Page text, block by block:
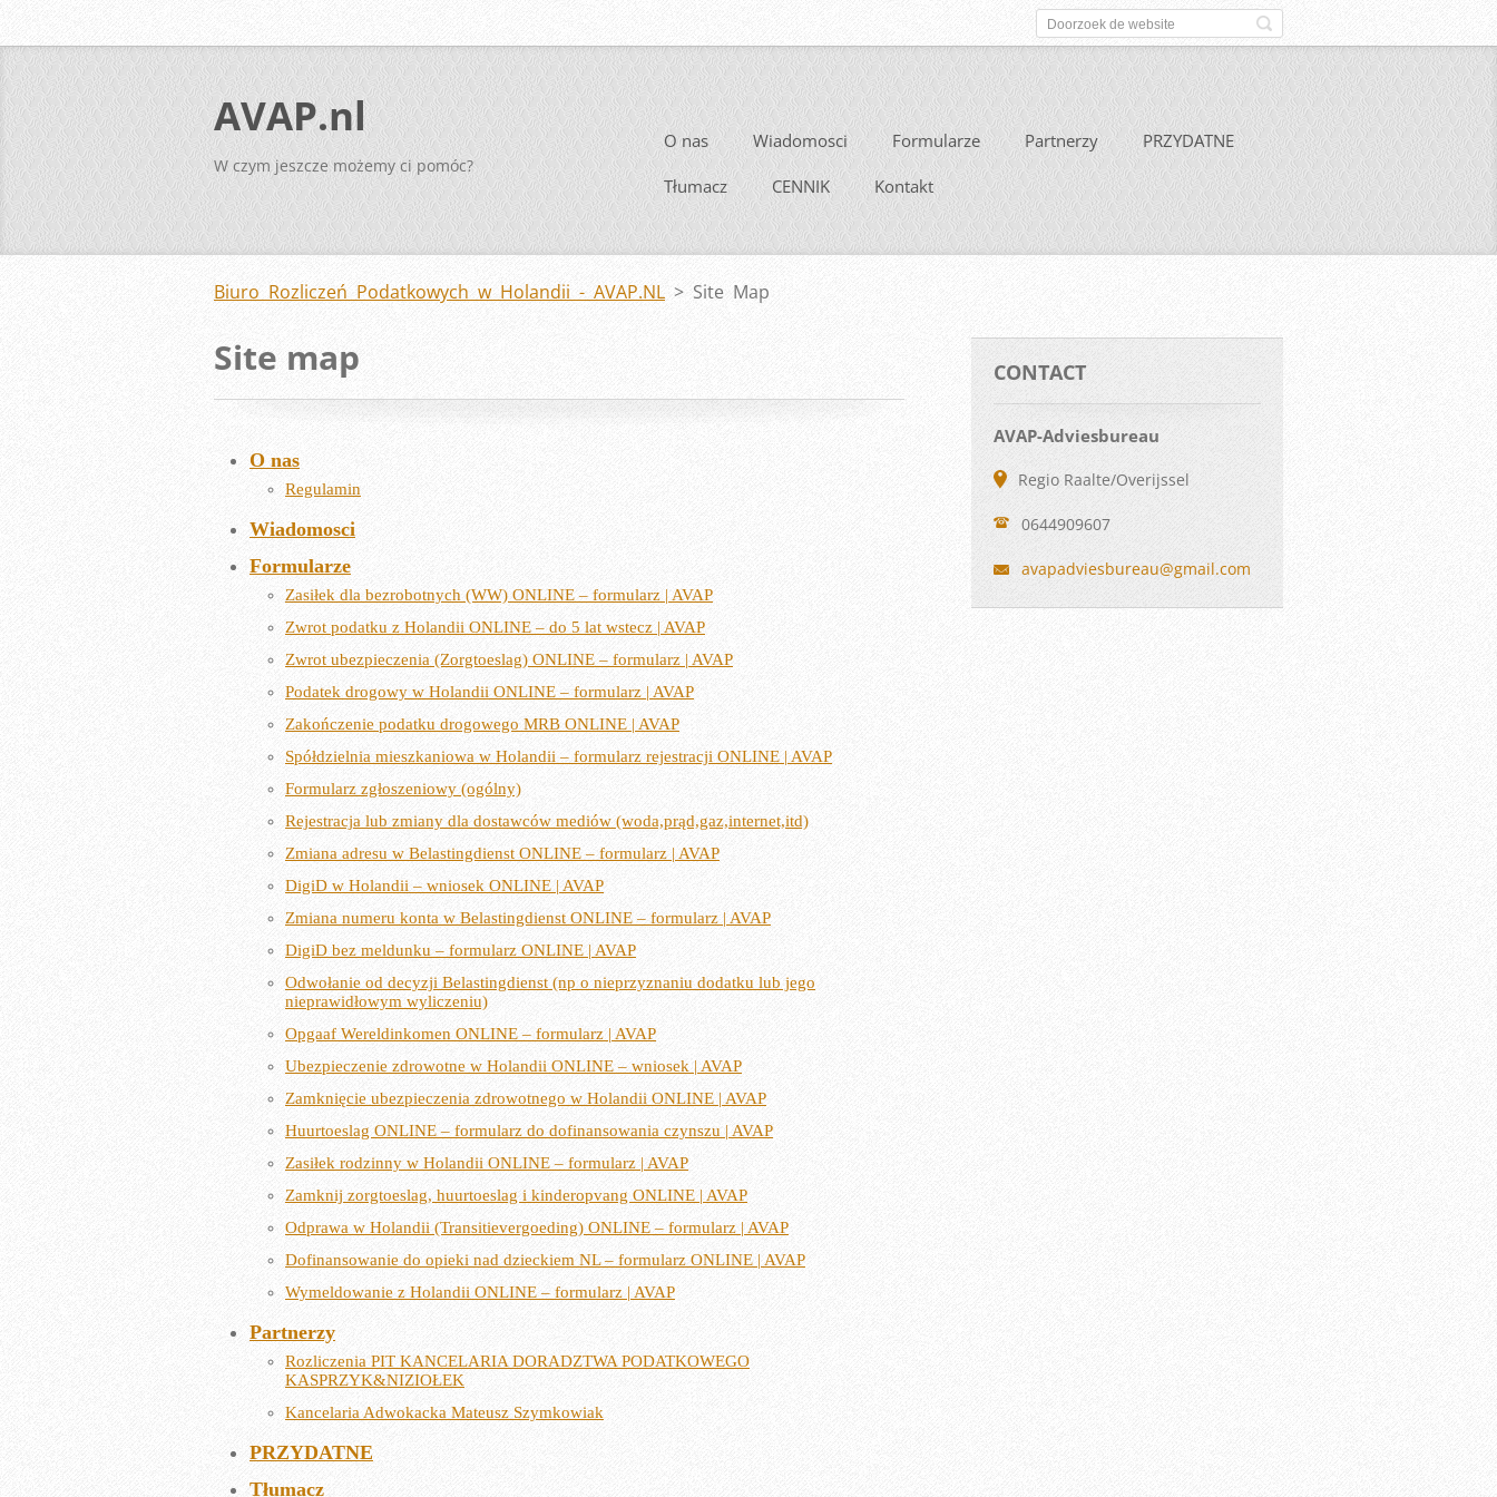
AVAP.nl
W czym jeszcze możemy ci pomóc?
O nas Wiadomosci Formularze Partnerzy PRZYDATNE
Tłumacz CENNIK Kontakt
Biuro Rozliczeń Podatkowych w Holandii - AVAP.NL > Site Map
Site map
O nas
Regulamin
Wiadomosci
Formularze
Zasiłek dla bezrobotnych (WW) ONLINE – formularz | AVAP
Zwrot podatku z Holandii ONLINE – do 5 lat wstecz | AVAP
Zwrot ubezpieczenia (Zorgtoeslag) ONLINE – formularz | AVAP
Podatek drogowy w Holandii ONLINE – formularz | AVAP
Zakończenie podatku drogowego MRB ONLINE | AVAP
Spółdzielnia mieszkaniowa w Holandii – formularz rejestracji ONLINE | AVAP
Formularz zgłoszeniowy (ogólny)
Rejestracja lub zmiany dla dostawców mediów (woda,prąd,gaz,internet,itd)
Zmiana adresu w Belastingdienst ONLINE – formularz | AVAP
DigiD w Holandii – wniosek ONLINE | AVAP
Zmiana numeru konta w Belastingdienst ONLINE – formularz | AVAP
DigiD bez meldunku – formularz ONLINE | AVAP
Odwołanie od decyzji Belastingdienst (np o nieprzyznaniu dodatku lub jego
nieprawidłowym wyliczeniu)
Opgaaf Wereldinkomen ONLINE – formularz | AVAP
Ubezpieczenie zdrowotne w Holandii ONLINE – wniosek | AVAP
Zamknięcie ubezpieczenia zdrowotnego w Holandii ONLINE | AVAP
Huurtoeslag ONLINE – formularz do dofinansowania czynszu | AVAP
Zasiłek rodzinny w Holandii ONLINE – formularz | AVAP
Zamknij zorgtoeslag, huurtoeslag i kinderopvang ONLINE | AVAP
Odprawa w Holandii (Transitievergoeding) ONLINE – formularz | AVAP
Dofinansowanie do opieki nad dzieckiem NL – formularz ONLINE | AVAP
Wymeldowanie z Holandii ONLINE – formularz | AVAP
Partnerzy
Rozliczenia PIT KANCELARIA DORADZTWA PODATKOWEGO
KASPRZYK&NIZIOŁEK
Kancelaria Adwokacka Mateusz Szymkowiak
PRZYDATNE
Tłumacz
CONTACT
AVAP-Adviesbureau
Regio Raalte/Overijssel
0644909607
avapadviesbureau@gmail.com